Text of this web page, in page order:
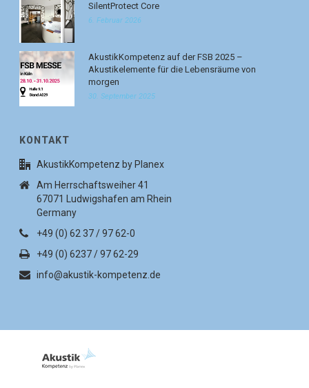
SilentProtect Core
6. Februar 2026
AkustikKompetenz auf der FSB 2025 –
Akustikelemente für die Lebensräume von
morgen
30. September 2025
KONTAKT
AkustikKompetenz by Planex
Am Herrschaftsweiher 41
67071 Ludwigshafen am Rhein
Germany
+49 (0) 62 37 / 97 62-0
+49 (0) 6237 / 97 62-29
info@akustik-kompetenz.de